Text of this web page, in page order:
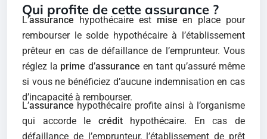
Qui profite de cette assurance ?
L’assurance hypothécaire est mise en place pour
rembourser le solde hypothécaire à l’établissement
prêteur en cas de défaillance de l’emprunteur. Vous
réglez la prime d’assurance en tant qu’assuré même
si vous ne bénéficiez d’aucune indemnisation en cas
d’incapacité à rembourser.
L’assurance hypothécaire profite ainsi à l’organisme
qui accorde le crédithypothécaire. En cas de
défaillance de l’emprunteur, l’établissement de prêt